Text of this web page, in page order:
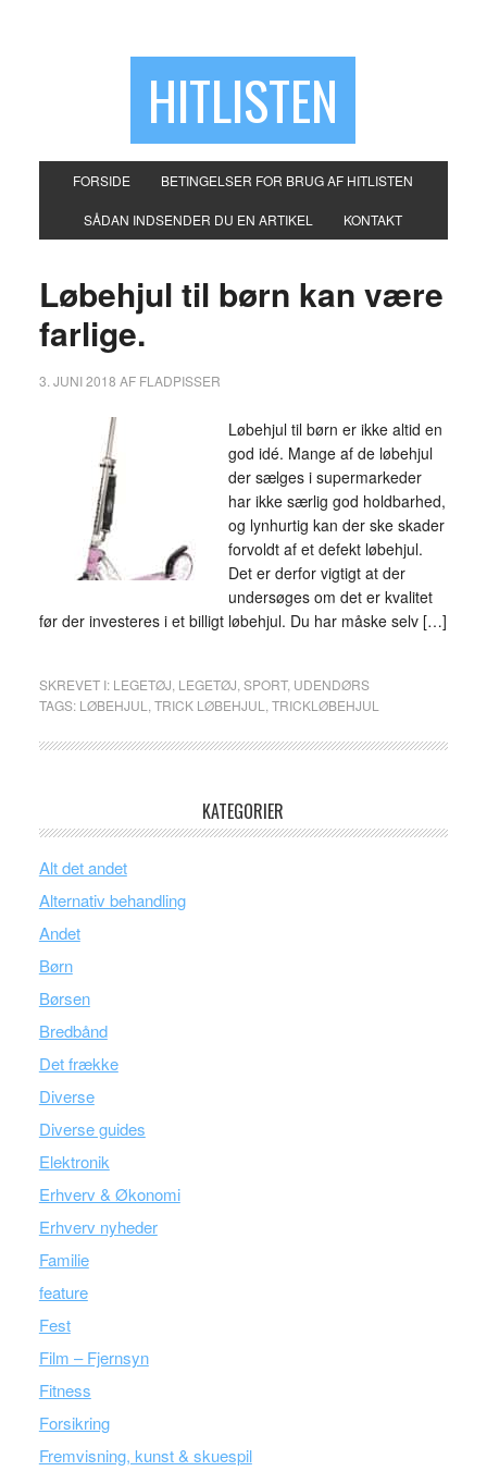
HITLISTEN
FORSIDE BETINGELSER FOR BRUG AF HITLISTEN
SÅDAN INDSENDER DU EN ARTIKEL KONTAKT
Løbehjul til børn kan være
farlige.
3. JUNI 2018 AF FLADPISSER
Løbehjul til børn er ikke altid en
god idé. Mange af de løbehjul
der sælges i supermarkeder
har ikke særlig god holdbarhed,
og lynhurtig kan der ske skader
forvoldt af et defekt løbehjul.
Det er derfor vigtigt at der
undersøges om det er kvalitet
før der investeres i et billigt løbehjul. Du har måske selv […]
SKREVET I: LEGETØJ LEGETØJ SPORT, UDENDØRS
TAGS: LØBEHJUL TRICK LØBEHJUL TRICKLØBEHJUL
KATEGORIER
Alt det andet
Alternativ behandling
Andet
Børn
Børsen
Bredbånd
Det frække
Diverse
Diverse guides
Elektronik
Erhverv & Økonomi
Erhverv nyheder
Familie
feature
Fest
Film – Fjernsyn
Fitness
Forsikring
Fremvisning, kunst & skuespil